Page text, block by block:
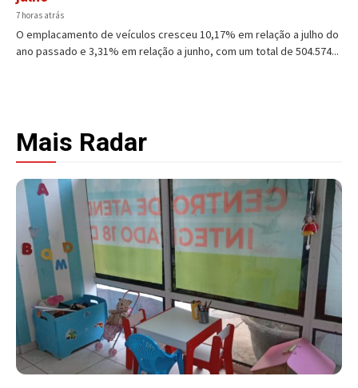
7 horas atrás
O emplacamento de veículos cresceu 10,17% em relação a julho do
ano passado e 3,31% em relação a junho, com um total de 504.574...
Mais Radar